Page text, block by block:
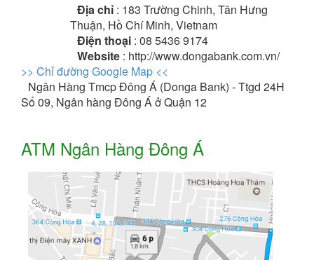
Địa chỉ : 183 Trường Chinh, Tân Hưng
Thuận, Hồ Chí Minh, Vietnam
Điện thoại : 08 5436 9174
Website : http://www.dongabank.com.vn/
>> Chỉ đường Google Map <<
Ngân Hàng Tmcp Đông Á (Donga Bank) - Ttgd 24H
Số 09, Ngân hàng Đông Á ở Quận 12
ATM Ngân Hàng Đông Á